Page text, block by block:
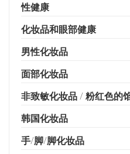
性健康
化妆品和眼部健康
男性化妆品
面部化妆品
非致敏化妆品 / 粉红色的
韩国化妆品
手/脚/脚化妆品